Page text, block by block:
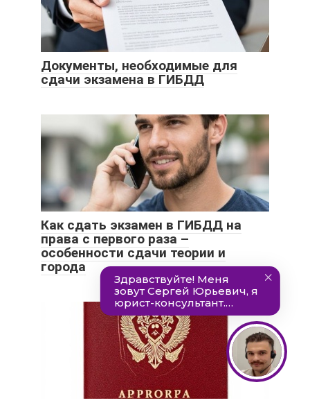
Документы, необходимые для
сдачи экзамена в ГИБДД
Как сдать экзамен в ГИБДД на
права с первого раза –
особенности сдачи теории и
города